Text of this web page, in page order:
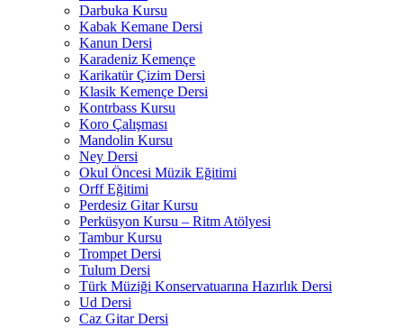
Darbuka Kursu
Kabak Kemane Dersi
Kanun Dersi
Karadeniz Kemençe
Karikatür Çizim Dersi
Klasik Kemençe Dersi
Kontrbass Kursu
Koro Çalışması
Mandolin Kursu
Ney Dersi
Okul Öncesi Müzik Eğitimi
Orff Eğitimi
Perdesiz Gitar Kursu
Perküsyon Kursu – Ritm Atölyesi
Tambur Kursu
Trompet Dersi
Tulum Dersi
Türk Müziği Konservatuarına Hazırlık Dersi
Ud Dersi
Caz Gitar Dersi